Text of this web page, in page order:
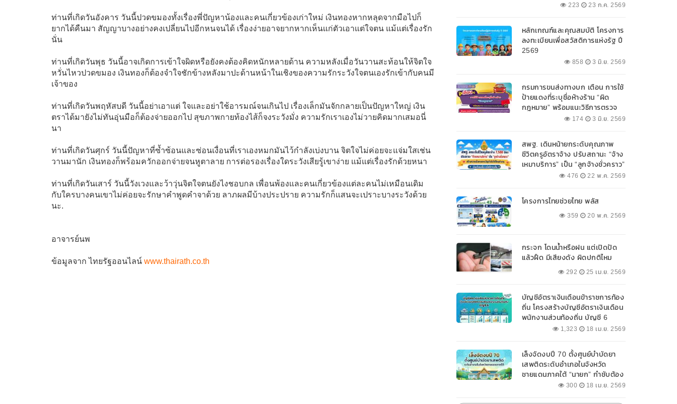
ท่านที่เกิดวันอังคาร วันนี้ปวดขมองทั้งเรื่องพี่ปัญหาน้องและคนเกี่ยวข้องเก่าใหม่ เงินทองหากหลุดจากมือไปก็
ยากได้คืนมา สัญญาบางอย่างคงเปลี่ยนไปอีกหนจนได้ เรื่องง่ายอาจยากหากเห็นแก่ตัวเอาแต่ใจตน แม้แต่เรื่องรัก
นั่น
ท่านที่เกิดวันพุธ วันนี้อาจเกิดการเข้าใจผิดหรือยังคงต้องคิดหนักหลายด้าน ความหลังเมื่อวันวานสะท้อนให้จิตใจ
หวั่นไหวปวดขมอง เงินทองก็ต้องจำใจชักข้างหลังมาปะด้านหน้าในเชิงของความรักระวังใจตนเองรักเข้ากับคนมี
เจ้าของ
ท่านที่เกิดวันพฤหัสบดี วันนี้อย่าเอาแต่ ใจและอย่าใช้อารมณ์จนเกินไป เรื่องเล็กมันจักกลายเป็นปัญหาใหญ่ เงิน
ตราได้มายังไม่ทันอุ่นมือก็ต้องจ่ายออกไป สุขภาพกายท้องไส้ก็จงระวังมั่ง ความรักเราเองไม่วายคิดมากเสมอนี่
นา
ท่านที่เกิดวันศุกร์ วันนี้ปัญหาที่ซ้ำซ้อนและซ่อนเงื่อนที่เราเองหมกมันไว้กำลังเบ่งบาน จิตใจไม่ค่อยจะแจ่มใสเช่น
วานมานัก เงินทองก็พร้อมควักออกจ่ายจนหูตาลาย การต่อรองเรื่องใดระวังเสียรู้เขาง่าย แม้แต่เรื่องรักด้วยหนา
ท่านที่เกิดวันเสาร์ วันนี้วังเวงและว้าวุ่นจิตใจตนยังไงชอบกล เพื่อนพ้องและคนเกี่ยวข้องแต่ละคนไม่เหมือนเดิม
กับใครบางคนเขาไม่ค่อยจะรักษาคำพูดคำจาด้วย ลาภผลมีบ้างประปราย ความรักก็แสนจะเปราะบางระวังด้วย
นะ.
อาจารย์นพ
ข้อมูลจาก ไทยรัฐออนไลน์ www.thairath.co.th
223 23 ก.ค. 2569
หลักเกณฑ์และคุณสมบัติ โครงการ
ลงทะเบียนเพื่อสวัสดิการแห่งรัฐ ปี
2569
858 3 มิ.ย. 2569
กรมการขนส่งทางบก เตือน การใช้
ป้ายแดงที่ระบุชื่อห้างร้าน “ผิด
กฎหมาย” พร้อมแนะวิธีการตรวจ
สอบป้ายแดงที่ถูกต้อง
174 3 มิ.ย. 2569
สพฐ. เดินหน้ายกระดับคุณภาพ
ชีวิตครูอัตราจ้าง ปรับสถานะ “จ้าง
เหมาบริการ” เป็น “ลูกจ้างชั่วคราว”
476 22 พ.ค. 2569
โครงการไทยช่วยไทย พลัส
359 20 พ.ค. 2569
กระจก โดนน้ำหรือฝน แต่เปิดปัด
แล้วฝืด มีเสียงดัง ผิดปกติไหม
292 25 เม.ย. 2569
บัญชีอัตราเงินเดือนข้าราชการท้อง
ถิ่น โครงสร้างบัญชีอัตราเงินเดือน
พนักงานส่วนท้องถิ่น บัญชี 6
1,323 18 เม.ย. 2569
เล็งจัดงบปี 70 ตั้งศูนย์บำบัดยา
เสพติดระดับอำเภอในจังหวัด
ชายแดนภาคใต้ “นายก” กำชับต้อง
ออกแบบเฉพาะให้สอดคล้องกับ
300 18 เม.ย. 2569